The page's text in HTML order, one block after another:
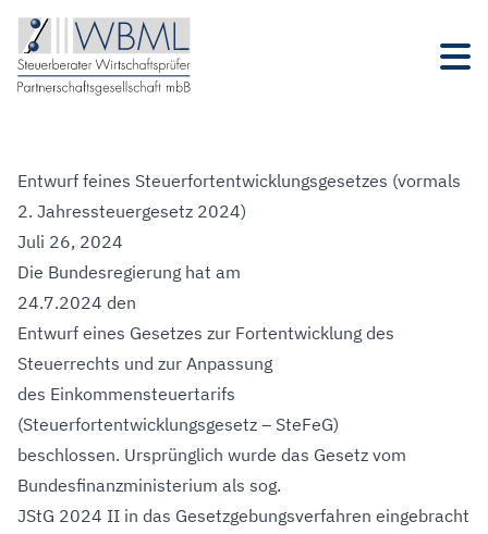
Entwurf feines Steuerfortentwicklungsgesetzes (vormals
2. Jahressteuergesetz 2024)
Juli 26, 2024
Die Bundesregierung hat am
24.7.2024 den
Entwurf eines Gesetzes zur Fortentwicklung des
Steuerrechts und zur Anpassung
des Einkommensteuertarifs
(Steuerfortentwicklungsgesetz – SteFeG)
beschlossen. Ursprünglich wurde das Gesetz vom
Bundesfinanzministerium als sog.
JStG 2024 II in das Gesetzgebungsverfahren eingebracht